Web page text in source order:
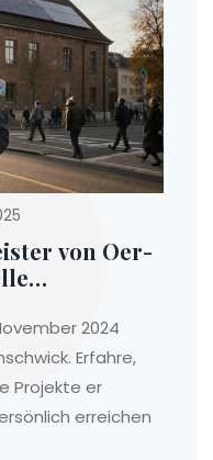
von Oer-
2024
Erfahre,
Projekte er
erreichen